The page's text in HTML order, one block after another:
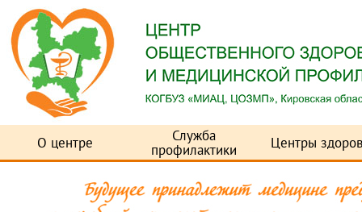
О центре
Служба
профилактики
Центры